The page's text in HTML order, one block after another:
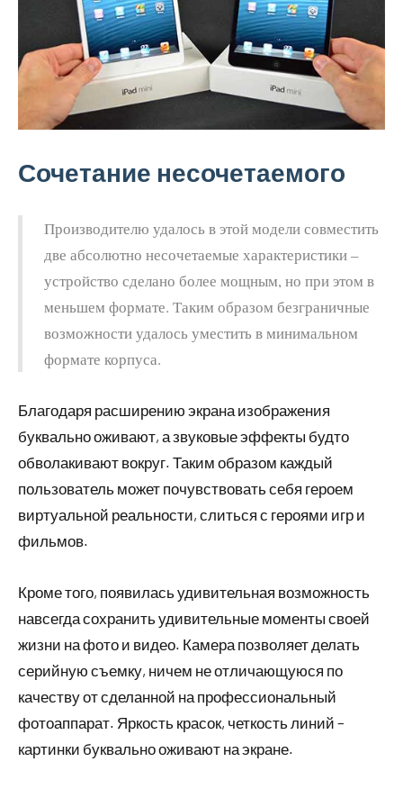
Сочетание несочетаемого
Производителю удалось в этой модели совместить
две абсолютно несочетаемые характеристики –
устройство сделано более мощным, но при этом в
меньшем формате. Таким образом безграничные
возможности удалось уместить в минимальном
формате корпуса.
Благодаря расширению экрана изображения
буквально оживают, а звуковые эффекты будто
обволакивают вокруг. Таким образом каждый
пользователь может почувствовать себя героем
виртуальной реальности, слиться с героями игр и
фильмов.
Кроме того, появилась удивительная возможность
навсегда сохранить удивительные моменты своей
жизни на фото и видео. Камера позволяет делать
серийную съемку, ничем не отличающуюся по
качеству от сделанной на профессиональный
фотоаппарат. Яркость красок, четкость линий –
картинки буквально оживают на экране.